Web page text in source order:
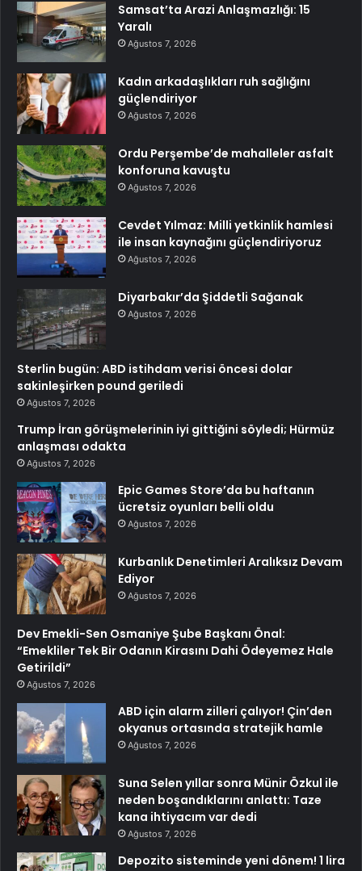
Samsat’ta Arazi Anlaşmazlığı: 15
Yaralı
Ağustos 7, 2026
Kadın arkadaşlıkları ruh sağlığını
güçlendiriyor
Ağustos 7, 2026
Ordu Perşembe’de mahalleler asfalt
konforuna kavuştu
Ağustos 7, 2026
Cevdet Yılmaz: Milli yetkinlik hamlesi
ile insan kaynağını güçlendiriyoruz
Ağustos 7, 2026
Diyarbakır’da Şiddetli Sağanak
Ağustos 7, 2026
Sterlin bugün: ABD istihdam verisi öncesi dolar
sakinleşirken pound geriledi
Ağustos 7, 2026
Trump İran görüşmelerinin iyi gittiğini söyledi; Hürmüz
anlaşması odakta
Ağustos 7, 2026
Epic Games Store’da bu haftanın
ücretsiz oyunları belli oldu
Ağustos 7, 2026
Kurbanlık Denetimleri Aralıksız Devam
Ediyor
Ağustos 7, 2026
Dev Emekli-Sen Osmaniye Şube Başkanı Önal:
“Emekliler Tek Bir Odanın Kirasını Dahi Ödeyemez Hale
Getirildi”
Ağustos 7, 2026
ABD için alarm zilleri çalıyor! Çin’den
okyanus ortasında stratejik hamle
Ağustos 7, 2026
Suna Selen yıllar sonra Münir Özkul ile
neden boşandıklarını anlattı: Taze
kana ihtiyacım var dedi
Ağustos 7, 2026
Depozito sisteminde yeni dönem! 1 lira